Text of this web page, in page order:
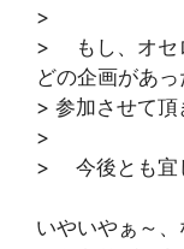
>
> もし、オセ
どの企画があ
> 参加させて
>
> 今後とも宜
いやいやぁ～